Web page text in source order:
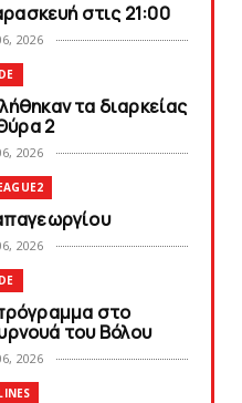
στις 21:00
2026
τα διαρκείας
2
2026
2026
στο
του Bόλου
2026